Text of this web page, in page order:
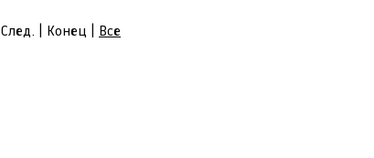
След. | Конец Все